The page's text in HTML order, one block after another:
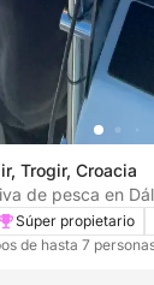
Trogir, Croacia
de pesca en
Súper propietario
de hasta 7